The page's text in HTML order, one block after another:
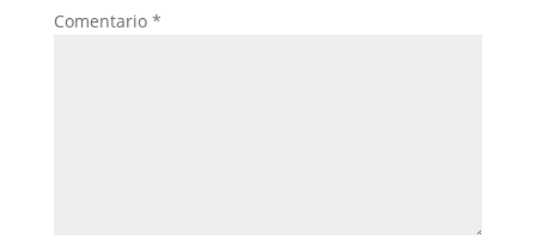
Comentario *